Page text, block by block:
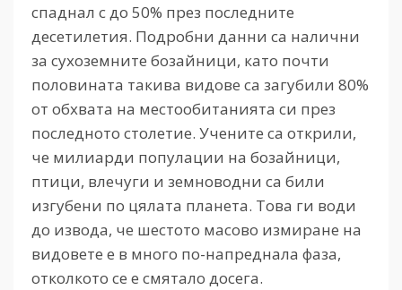
спаднал с до 50% през последните
десетилетия. Подробни данни са налични
за сухоземните бозайници, като почти
половината такива видове са загубили 80%
от обхвата на местообитанията си през
последното столетие. Учените са открили,
че милиарди популации на бозайници,
птици, влечуги и земноводни са били
изгубени по цялата планета. Това ги води
до извода, че шестото масово измиране на
видовете е в много по-напреднала фаза,
отколкото се е смятало досега.